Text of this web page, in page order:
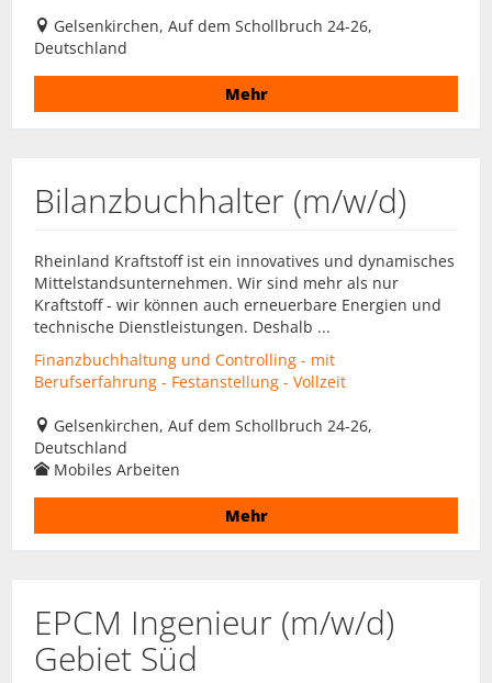
Gelsenkirchen, Auf dem Schollbruch 24-26,
Deutschland
Mehr
Bilanzbuchhalter (m/w/d)
Rheinland Kraftstoff ist ein innovatives und dynamisches
Mittelstandsunternehmen. Wir sind mehr als nur
Kraftstoff - wir können auch erneuerbare Energien und
technische Dienstleistungen. Deshalb ...
Finanzbuchhaltung und Controlling - mit
Berufserfahrung - Festanstellung - Vollzeit
Gelsenkirchen, Auf dem Schollbruch 24-26,
Deutschland
Mobiles Arbeiten
Mehr
EPCM Ingenieur (m/w/d)
Gebiet Süd